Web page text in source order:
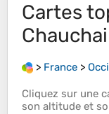
Cartes
> France >
Cliquez sur une
son altitude et